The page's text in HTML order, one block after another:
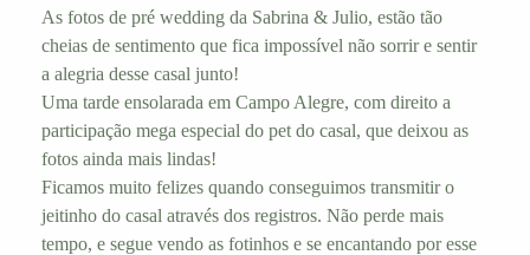
As fotos de pré wedding da Sabrina & Julio, estão tão
cheias de sentimento que fica impossível não sorrir e sentir
a alegria desse casal junto!
Uma tarde ensolarada em Campo Alegre, com direito a
participação mega especial do pet do casal, que deixou as
fotos ainda mais lindas!
Ficamos muito felizes quando conseguimos transmitir o
jeitinho do casal através dos registros. Não perde mais
tempo, e segue vendo as fotinhos e se encantando por esse